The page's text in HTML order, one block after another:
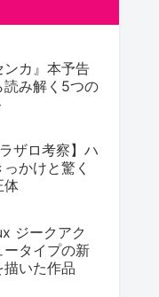
カ』本予告
読み解く5つの
ザロ考察】ハ
かけと驚く
体
ジークアク
ータイプの新
いた作品